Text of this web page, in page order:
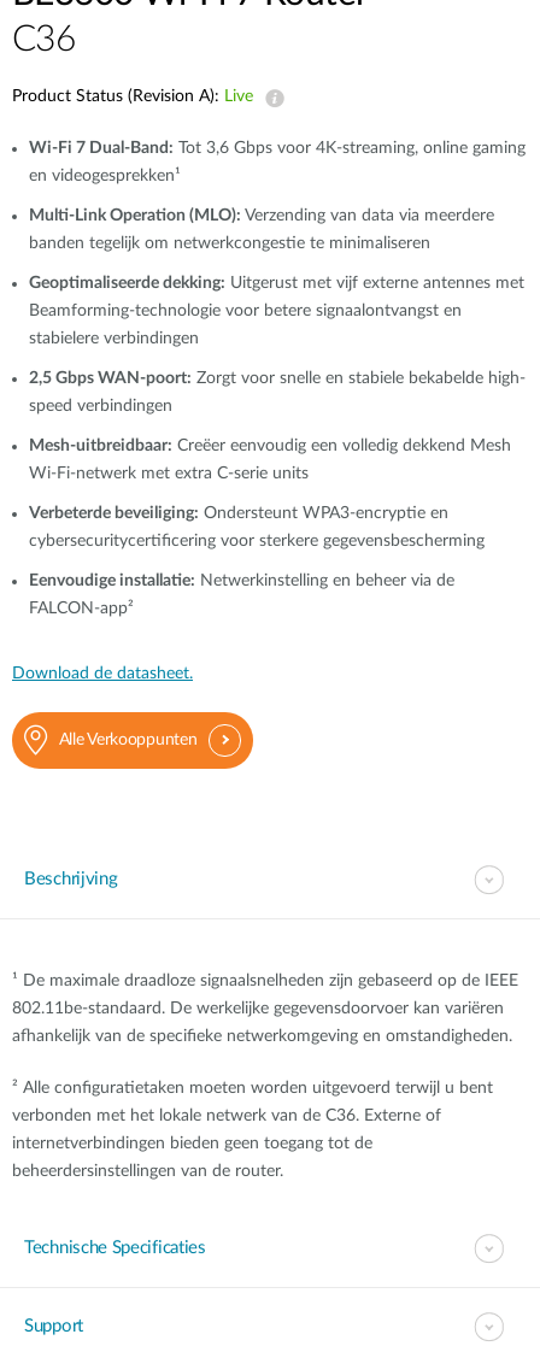
C36
Product Status (Revision A): Live
Wi-Fi 7 Dual-Band: Tot 3,6 Gbps voor 4K-streaming, online gaming
en videogesprekken¹
Multi-Link Operation (MLO): Verzending van data via meerdere
banden tegelijk om netwerkcongestie te minimaliseren
Geoptimaliseerde dekking: Uitgerust met vijf externe antennes met
Beamforming-technologie voor betere signaalontvangst en
stabielere verbindingen
2,5 Gbps WAN-poort: Zorgt voor snelle en stabiele bekabelde high-
speed verbindingen
Mesh-uitbreidbaar: Creëer eenvoudig een volledig dekkend Mesh
Wi-Fi-netwerk met extra C-serie units
Verbeterde beveiliging: Ondersteunt WPA3-encryptie en
cybersecuritycertificering voor sterkere gegevensbescherming
Eenvoudige installatie: Netwerkinstelling en beheer via de
FALCON-app²
Download de datasheet.
Alle Verkooppunten
Beschrijving
¹ De maximale draadloze signaalsnelheden zijn gebaseerd op de IEEE
802.11be-standaard. De werkelijke gegevensdoorvoer kan variëren
afhankelijk van de specifieke netwerkomgeving en omstandigheden.
² Alle configuratietaken moeten worden uitgevoerd terwijl u bent
verbonden met het lokale netwerk van de C36. Externe of
internetverbindingen bieden geen toegang tot de
beheerdersinstellingen van de router.
Technische Specificaties
Support